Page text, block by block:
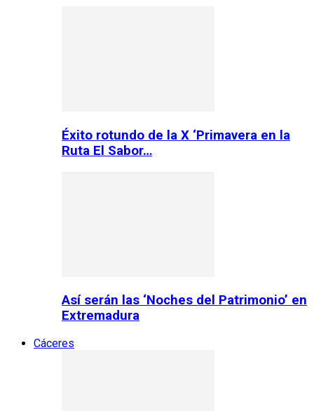
Éxito rotundo de la X ‘Primavera en la
Ruta El Sabor…
Así serán las ‘Noches del Patrimonio’ en
Extremadura
Cáceres